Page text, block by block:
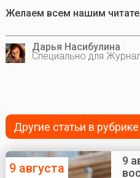
Желаем всем нашим
Дарья Насибулина
Специально для
Другие статьи в
9 августа
9